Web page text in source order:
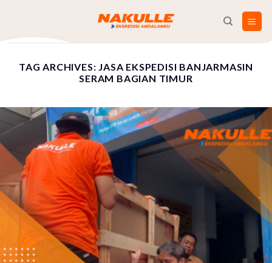
content
TAG ARCHIVES: JASA EKSPEDISI BANJARMASIN
SERAM BAGIAN TIMUR